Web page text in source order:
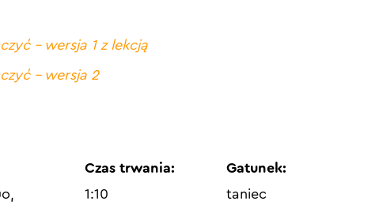
– wersja 1 z lekcją
– wersja 2
Czas trwania:
1:10
Gatunek:
taniec